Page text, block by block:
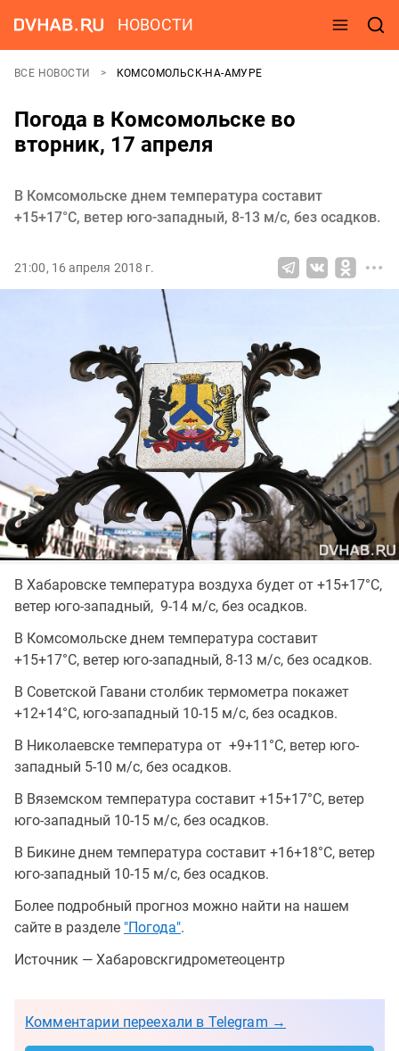
НОВОСТИ
ВСЕ НОВОСТИ КОМСОМОЛЬСК-НА-АМУРЕ
Погода в Комсомольске во
вторник, 17 апреля
В Комсомольске днем температура составит
+15+17°C, ветер юго-западный, 8-13 м/с, без осадков.
21:00, 16 апреля 2018 г.
В Хабаровске температура воздуха будет от +15+17°C,
ветер юго-западный, 9-14 м/с, без осадков.
В Комсомольске днем температура составит
+15+17°C, ветер юго-западный, 8-13 м/с, без осадков.
В Советской Гавани столбик термометра покажет
+12+14°C, юго-западный 10-15 м/с, без осадков.
В Николаевске температура от +9+11°C, ветер юго-
западный 5-10 м/с, без осадков.
В Вяземском температура составит +15+17°C, ветер
юго-западный 10-15 м/с, без осадков.
В Бикине днем температура составит +16+18°C, ветер
юго-западный 10-15 м/с, без осадков.
Более подробный прогноз можно найти на нашем
сайте в разделе "Погода".
Источник — Хабаровскгидрометеоцентр
Комментарии переехали в Telegram →